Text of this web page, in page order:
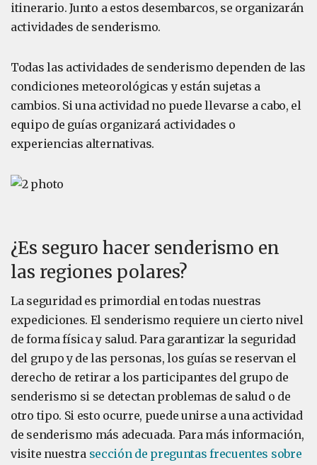
itinerario. Junto a estos desembarcos, se organizarán
actividades de senderismo.
Todas las actividades de senderismo dependen de las
condiciones meteorológicas y están sujetas a
cambios. Si una actividad no puede llevarse a cabo, el
equipo de guías organizará actividades o
experiencias alternativas.
¿Es seguro hacer senderismo en
las regiones polares?
La seguridad es primordial en todas nuestras
expediciones. El senderismo requiere un cierto nivel
de forma física y salud. Para garantizar la seguridad
del grupo y de las personas, los guías se reservan el
derecho de retirar a los participantes del grupo de
senderismo si se detectan problemas de salud o de
otro tipo. Si esto ocurre, puede unirse a una actividad
de senderismo más adecuada. Para más información,
visite nuestra sección de preguntas frecuentes sobre